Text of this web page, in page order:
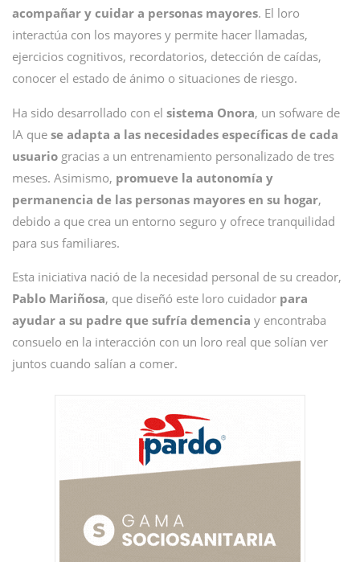
acompañar y cuidar a personas mayores. El loro
interactúa con los mayores y permite hacer llamadas,
ejercicios cognitivos, recordatorios, detección de caídas,
conocer el estado de ánimo o situaciones de riesgo.
Ha sido desarrollado con el sistema Onora, un sofware de
IA que se adapta a las necesidades específicas de cada
usuario gracias a un entrenamiento personalizado de tres
meses. Asimismo, promueve la autonomía y
permanencia de las personas mayores en su hogar,
debido a que crea un entorno seguro y ofrece tranquilidad
para sus familiares.
Esta iniciativa nació de la necesidad personal de su creador,
Pablo Mariñosa, que diseñó este loro cuidador para
ayudar a su padre que sufría demencia y encontraba
consuelo en la interacción con un loro real que solían ver
juntos cuando salían a comer.